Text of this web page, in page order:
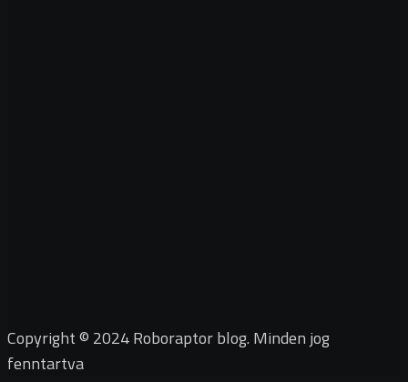
Copyright © 2024 Roboraptor blog. Minden jog
fenntartva